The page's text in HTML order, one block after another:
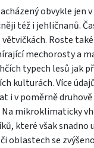
obvykle jen
též i jehličnanů.
Roste
mechorosty a
typech lesů jak
kulturách. Více
i v poměrně
mikroklimaticky
které však snadno
oblastech se